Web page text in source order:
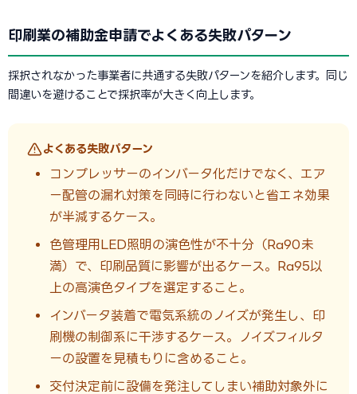
印刷業の補助金申請でよくある失敗パターン
採択されなかった事業者に共通する失敗パターンを紹介します。同じ
間違いを避けることで採択率が大きく向上します。
よくある失敗パターン
コンプレッサーのインバータ化だけでなく、エア
ー配管の漏れ対策を同時に行わないと省エネ効果
が半減するケース。
色管理用LED照明の演色性が不十分（Ra90未
満）で、印刷品質に影響が出るケース。Ra95以
上の高演色タイプを選定すること。
インバータ装着で電気系統のノイズが発生し、印
刷機の制御系に干渉するケース。ノイズフィルタ
ーの設置を見積もりに含めること。
交付決定前に設備を発注してしまい補助対象外に